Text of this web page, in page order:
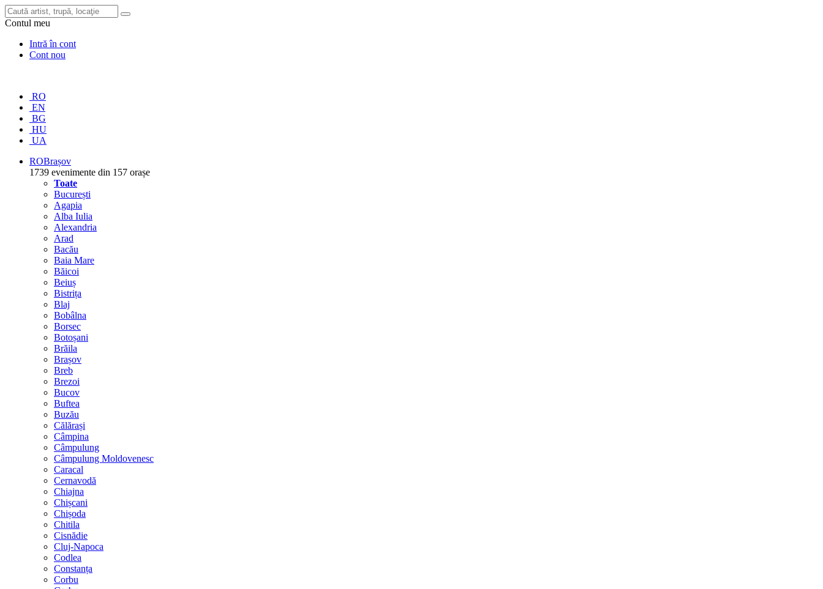
Contul meu
Intră în cont
Cont nou
RO
EN
BG
HU
UA
ROBrașov
1739 evenimente din 157 orașe
Toate
București
Agapia
Alba Iulia
Alexandria
Arad
Bacău
Baia Mare
Băicoi
Beiuș
Bistrița
Blaj
Bobâlna
Borsec
Botoșani
Brăila
Brașov
Breb
Brezoi
Bucov
Buftea
Buzău
Călărași
Câmpina
Câmpulung
Câmpulung Moldovenesc
Caracal
Cernavodă
Chiajna
Chișcani
Chișoda
Chitila
Cisnădie
Cluj-Napoca
Codlea
Constanța
Corbu